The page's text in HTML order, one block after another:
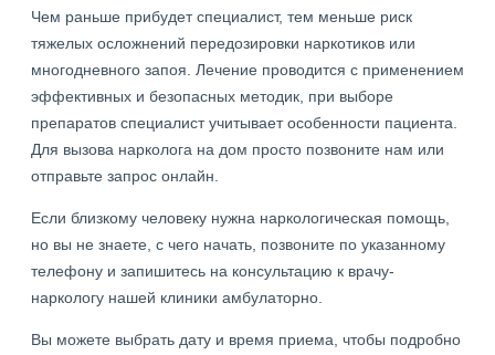
Чем раньше прибудет специалист, тем меньше риск
тяжелых осложнений передозировки наркотиков или
многодневного запоя. Лечение проводится с применением
эффективных и безопасных методик, при выборе
препаратов специалист учитывает особенности пациента.
Для вызова нарколога на дом просто позвоните нам или
отправьте запрос онлайн.
Если близкому человеку нужна наркологическая помощь,
но вы не знаете, с чего начать, позвоните по указанному
телефону и запишитесь на консультацию к врачу-
наркологу нашей клиники амбулаторно.
Вы можете выбрать дату и время приема, чтобы подробно